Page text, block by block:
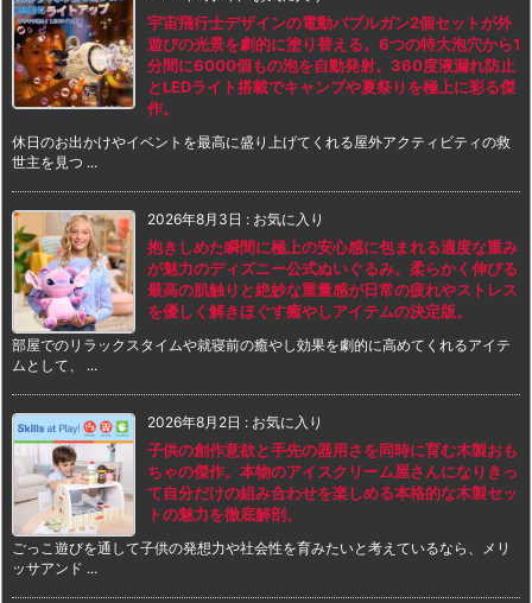
宇宙飛行士デザインの電動バブルガン2個セットが外
遊びの光景を劇的に塗り替える。6つの特大泡穴から1
分間に6000個もの泡を自動発射。360度液漏れ防止
とLEDライト搭載でキャンプや夏祭りを極上に彩る傑
作。
休日のお出かけやイベントを最高に盛り上げてくれる屋外アクティビティの救
世主を見つ ...
2026年8月3日 : お気に入り
抱きしめた瞬間に極上の安心感に包まれる適度な重み
が魅力のディズニー公式ぬいぐるみ。柔らかく伸びる
最高の肌触りと絶妙な重量感が日常の疲れやストレス
を優しく解きほぐす癒やしアイテムの決定版。
部屋でのリラックスタイムや就寝前の癒やし効果を劇的に高めてくれるアイテ
ムとして、 ...
2026年8月2日 : お気に入り
子供の創作意欲と手先の器用さを同時に育む木製おも
ちゃの傑作。本物のアイスクリーム屋さんになりきっ
て自分だけの組み合わせを楽しめる本格的な木製セッ
トの魅力を徹底解剖。
ごっこ遊びを通して子供の発想力や社会性を育みたいと考えているなら、メリ
ッサアンド ...